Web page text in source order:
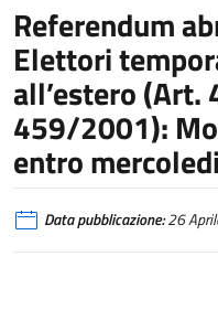
Referendum
Elettori
all’estero (Art.
459/2001):
entro
Data pubblicazione:26